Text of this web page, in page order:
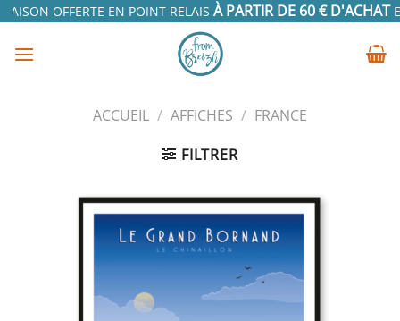
Passer
contenu
OFFERTE EN POINT RELAISÀ PARTIR DE 60 € D'ACHATEN
ACCUEIL / AFFICHES / FRANCE
FILTRER